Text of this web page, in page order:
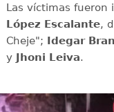
Las víctimas fueron
López Escalante,
Cheje"; Idegar
y Jhoni Leiva.